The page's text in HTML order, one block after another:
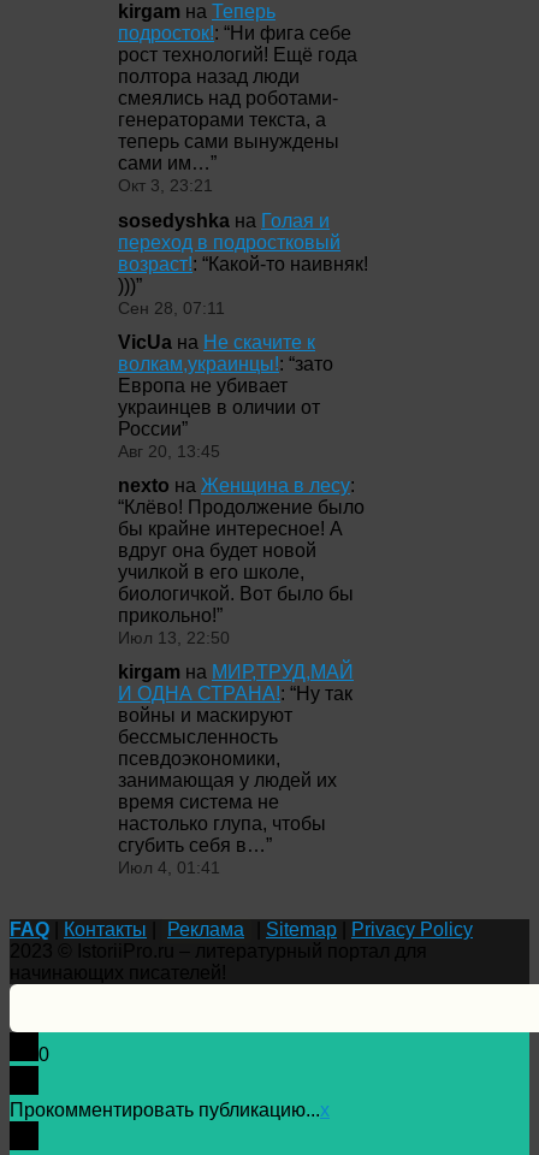
kirgam на Теперь
подросток!: “Ни фига себе
рост технологий! Ещё года
полтора назад люди
смеялись над роботами-
генераторами текста, а
теперь сами вынуждены
сами им…”
Окт 3, 23:21
sosedyshka на Голая и
переход в подростковый
возраст!: “Какой-то наивняк!
)))”
Сен 28, 07:11
VicUa на Не скачите к
волкам,украинцы!: “зато
Европа не убивает
украинцев в оличии от
России”
Авг 20, 13:45
nexto на Женщина в лесу:
“Клёво! Продолжение было
бы крайне интересное! А
вдруг она будет новой
училкой в его школе,
биологичкой. Вот было бы
прикольно!”
Июл 13, 22:50
kirgam на МИР,ТРУД,МАЙ
И ОДНА СТРАНА!: “Ну так
войны и маскируют
бессмысленность
псевдоэкономики,
занимающая у людей их
время система не
настолько глупа, чтобы
сгубить себя в…”
Июл 4, 01:41
FAQ Контакты Реклама Sitemap
Privacy Policy
0
Прокомментировать публикацию...x